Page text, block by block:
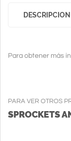
DESCRIPCION
Para obtener más
PARA VER OTROS
SPROCKETS